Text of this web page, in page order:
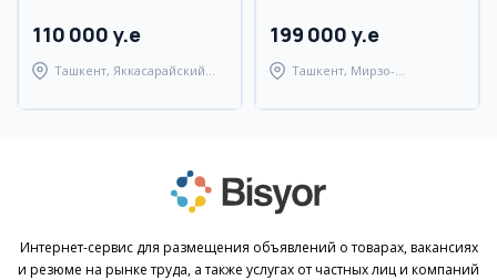
110 000 y.e
Ташкент, Яккасарайский
199 000 y.e
Ташкент, Мирзо-
Интернет-сервис для размещения объявлений о товарах, вакансиях
и резюме на рынке труда, а также услугах от частных лиц и компаний